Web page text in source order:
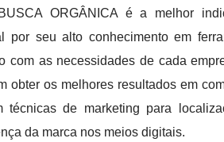
ORGÂNICA é a melhor
por seu alto conhecimento em
com as necessidades de cada
obter os melhores resultados em
técnicas de marketing para
da marca nos meios digitais.